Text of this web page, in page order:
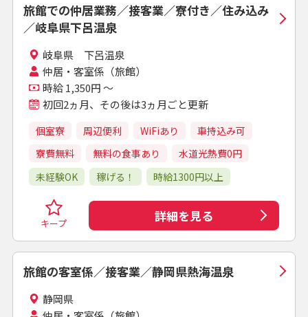
旅館での仲居業務／接客業／寮付き／住み込み
／岐阜県下呂温泉
岐阜県 下呂温泉
仲居・客室係（旅館）
時給 1,350円 ～
初回2ヵ月、その後は3ヵ月ごと更新
個室寮 周辺便利 WiFiあり
車持込み可
寮費無料
無料の食事あり
水道光熱費0円
未経験OK
稼げる！ 時給1300円以上
キープ 詳細を見る
旅館の客室係／接客業／静岡県熱海温泉
静岡県